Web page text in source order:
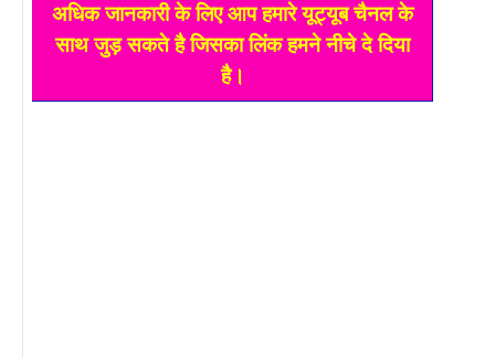
अधिक जानकारी के लिए आप हमारे यूट्यूब चैनल के
साथ जुड़ सकते है जिसका लिंक हमने नीचे दे दिया
है।